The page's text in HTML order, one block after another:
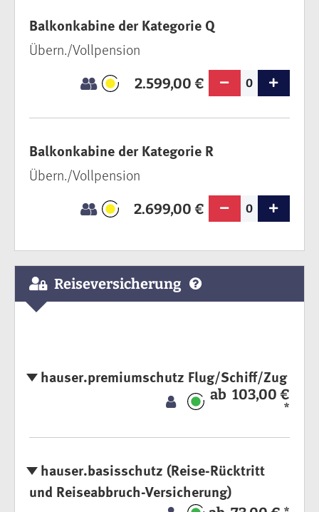
Balkonkabine der Kategorie Q
2.599,00 € 0
Übern./Vollpension
Balkonkabine der Kategorie R
2.699,00 € 0
Übern./Vollpension
Reiseversicherung
hauser.premiumschutz Flug/Schiff/Zug
ab 103,00 €
*
hauser.basisschutz (Reise-Rücktritt
und Reiseabbruch-Versicherung)